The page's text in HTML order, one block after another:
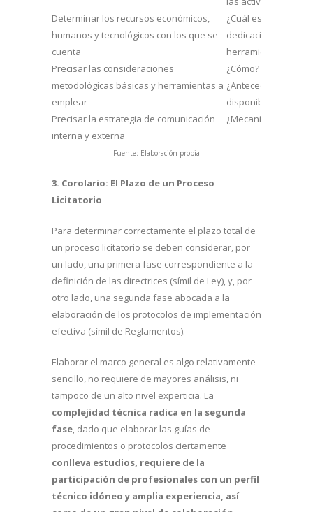
Determinar los recursos económicos,
humanos y tecnológicos con los que se
cuenta
¿Cuál es el
dedicación
herramientas?
Precisar las consideraciones
metodológicas básicas y herramientas a
emplear
¿Cómo? ¿Modus
¿Antecedentes y
disponibles?
Precisar la estrategia de comunicación
interna y externa
¿Mecanismos de
Fuente: Elaboración propia
3. Corolario: El Plazo de un Proceso
Licitatorio
Para determinar correctamente el plazo total de
un proceso licitatorio se deben considerar, por
un lado, una primera fase correspondiente a la
definición de las directrices (símil de Ley), y, por
otro lado, una segunda fase abocada a la
elaboración de los protocolos de implementación
efectiva (símil de Reglamentos).
Elaborar el marco general es algo relativamente
sencillo, no requiere de mayores análisis, ni
tampoco de un alto nivel experticia. La
complejidad técnica radica en la segunda
fase, dado que elaborar las guías de
procedimientos o protocolos ciertamente
conlleva estudios, requiere de la
participación de profesionales con un perfil
técnico idóneo y amplia experiencia, así